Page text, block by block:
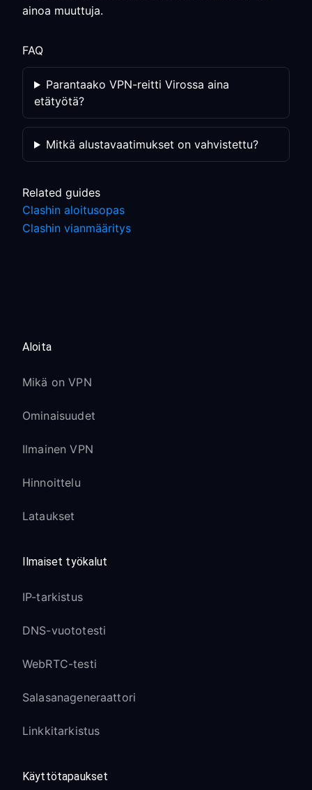
ainoa muuttuja.
FAQ
Parantaako VPN-reitti Virossa aina
etätyötä?
Mitkä alustavaatimukset on vahvistettu?
Related guides
Clashin aloitusopas
Clashin vianmääritys
Aloita
Mikä on VPN
Ominaisuudet
Ilmainen VPN
Hinnoittelu
Lataukset
Ilmaiset työkalut
IP-tarkistus
DNS-vuototesti
WebRTC-testi
Salasanageneraattori
Linkkitarkistus
Käyttötapaukset